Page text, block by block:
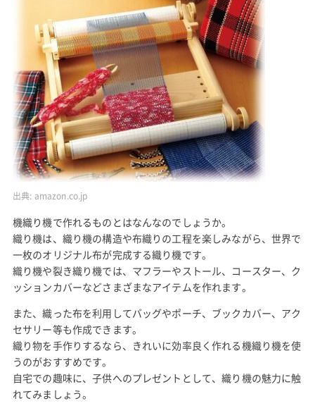
出典: amazon.co.jp
機織り機で作れるものとはなんなのでしょうか。
織り機は、織り機の構造や布織りの工程を楽しみながら、世界で
一枚のオリジナル布が完成する織り機です。
織り機や裂き織り機では、マフラーやストール、コースター、ク
ッションカバーなどさまざまなアイテムを作れます。
また、織った布を利用してバッグやポーチ、ブックカバー、アク
セサリー等も作成できます。
織り物を手作りするなら、きれいに効率良く作れる機織り機を使
うのがおすすめです。
自宅での趣味に、子供へのプレゼントとして、織り機の魅力に触
れてみましょう。